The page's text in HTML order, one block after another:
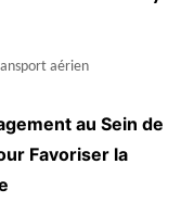
aérien
au Sein de
Favoriser la